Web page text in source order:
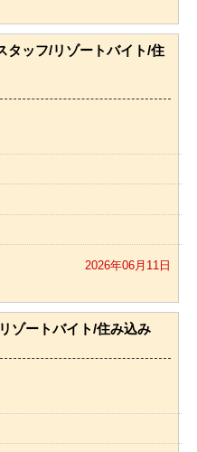
タッフ/リゾートバイト/住
2026年06月11日
ゾートバイト/住み込み